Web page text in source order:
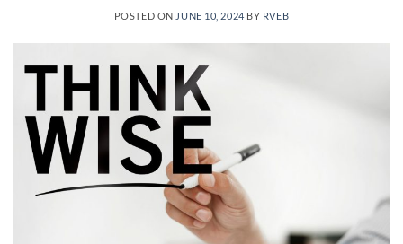
POSTED ON JUNE 10, 2024 BY RVEB